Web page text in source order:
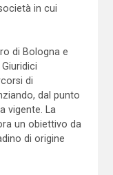
in cui
di Bologna e
di
dal punto
vigente. La
un obiettivo da
di origine